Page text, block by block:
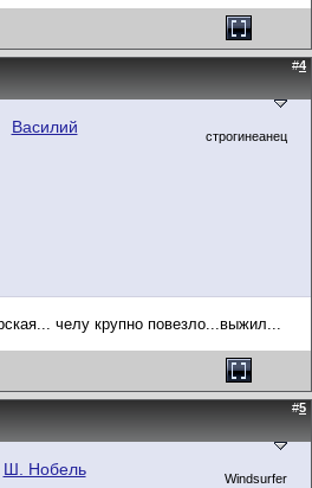
#4
Василий строгинеанец
челу крупно повезло...выжил...
#5
Ш. Нобель Windsurfer